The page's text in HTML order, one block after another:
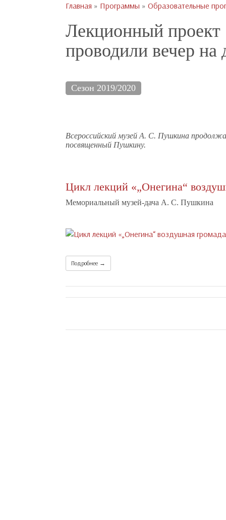
Главная » Программы » Образовательные
Лекционный
проводили вечер на
Сезон 2019/2020
Всероссийский музей А. С. Пушкина
посвященный Пушкину.
Цикл лекций «„Онегина“
Мемориальный музей-дача А. С. Пушкина
Подробнее →